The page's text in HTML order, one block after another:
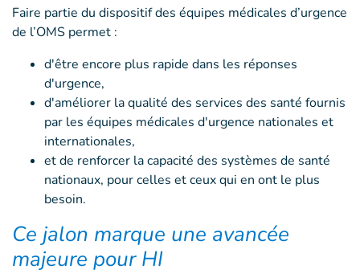
Faire partie du dispositif des équipes médicales d’urgence
de l’OMS permet :
d'être encore plus rapide dans les réponses
d'urgence,
d'améliorer la qualité des services des santé fournis
par les équipes médicales d'urgence nationales et
internationales,
et de renforcer la capacité des systèmes de santé
nationaux, pour celles et ceux qui en ont le plus
besoin.
Ce jalon marque une avancée
majeure pour HI